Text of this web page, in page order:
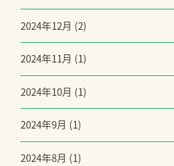
2024年12月 (2)
2024年11月 (1)
2024年10月 (1)
2024年9月 (1)
2024年8月 (1)